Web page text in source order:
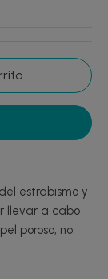
estrabismo y
llevar a cabo
poroso, no